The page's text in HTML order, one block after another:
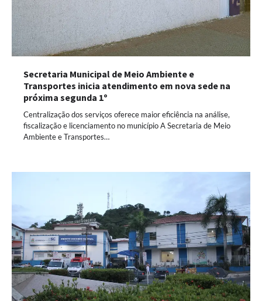
Secretaria Municipal de Meio Ambiente e
Transportes inicia atendimento em nova sede na
próxima segunda 1º
Centralização dos serviços oferece maior eficiência na análise,
fiscalização e licenciamento no município A Secretaria de Meio
Ambiente e Transportes…